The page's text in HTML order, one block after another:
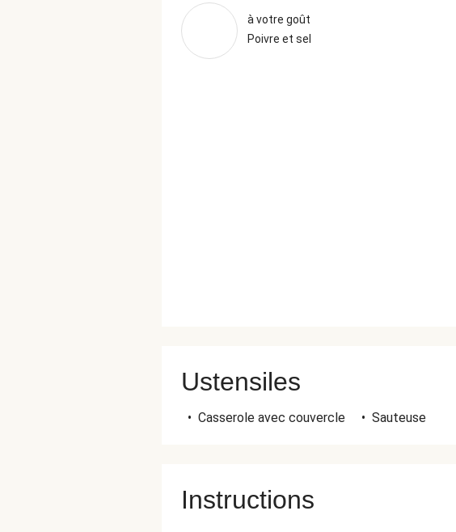
à votre goût
Poivre et sel
Ustensiles
• Casserole avec couvercle • Sauteuse
Instructions